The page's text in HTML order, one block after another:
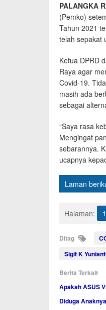
PALANGKA
(Pemko)
Tahun 2021
telah sepakat
Ketua DPRD
Raya agar
Covid-19.
masih ada
sebagai
“Saya rasa
Mengingat
sebarannya.
ucapnya
Laman
Halaman: 1
Ditag
Sigit K
Berita Terkait
Apakah ASUS
Diduga